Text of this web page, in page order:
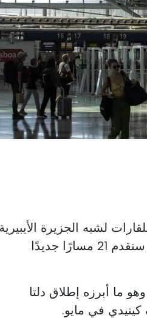
لشبه الجزيرة
مسارًا جديدًا
ما أبرزه إطلاق دلتا
في مايو.